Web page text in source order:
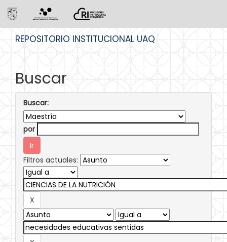
REPOSITORIO INSTITUCIONAL UAQ
Buscar
Buscar:
por
Filtros actuales: